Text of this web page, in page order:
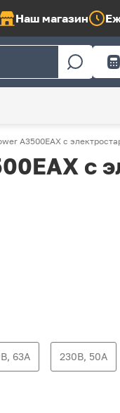
Наш магазин
A3500EAX с
с
63А 230В, 50А